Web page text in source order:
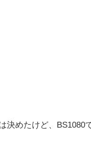
決めたけど、BS1080